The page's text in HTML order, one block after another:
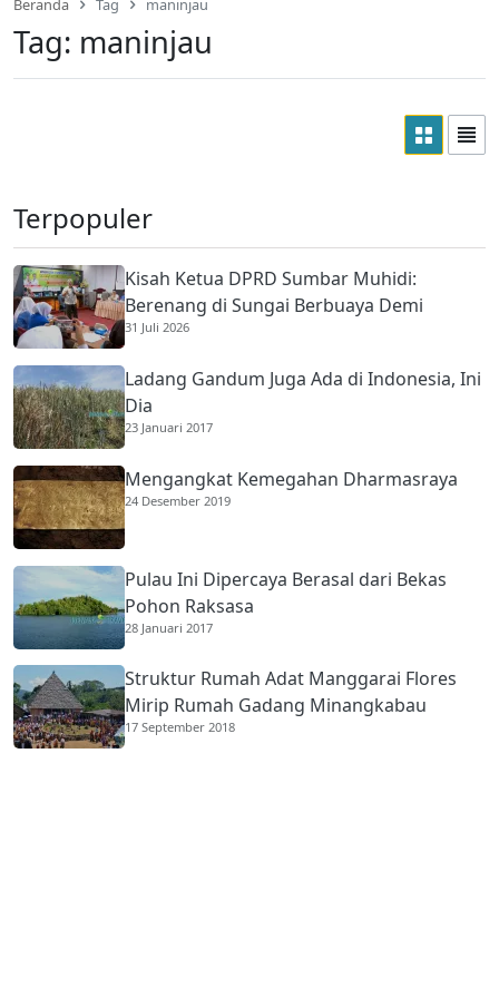
Beranda Tag maninjau
Tag: maninjau
Terpopuler
Kisah Ketua DPRD Sumbar Muhidi:
Berenang di Sungai Berbuaya Demi
Membantu Ekonomi Orang Tua
31 Juli 2026
Ladang Gandum Juga Ada di Indonesia, Ini
Dia
23 Januari 2017
Mengangkat Kemegahan Dharmasraya
24 Desember 2019
Pulau Ini Dipercaya Berasal dari Bekas
Pohon Raksasa
28 Januari 2017
Struktur Rumah Adat Manggarai Flores
Mirip Rumah Gadang Minangkabau
17 September 2018